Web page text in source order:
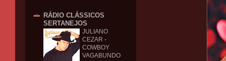
RÁDIO CLÁSSICOS
SERTANEJOS
JULIANO
CEZAR -
COWBOY
VAGABUNDO